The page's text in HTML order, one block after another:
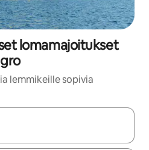
lomamajoitukset
lemmikeille sopivia
navigoi ylös- ja alas-